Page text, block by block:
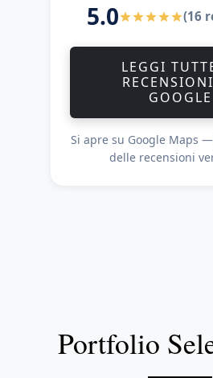
5.0 (16
LEGGI
GOOGLE
Si apre su Google Maps
delle recensioni
Portfolio